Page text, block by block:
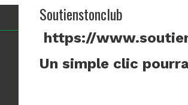
Soutienstonclub
https://
Un simple clic